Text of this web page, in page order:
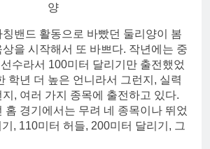
양
밴드 활동으로 바빴던 둘리양이 봄
을 시작해서 또 바쁘다. 작년에는 중
수라서 100미터 달리기만 출전했었
학년 더 높은 언니라서 그런지, 실력
, 여러 가지 종목에 출전하고 있다.
홈 경기에서는 무려 네 종목이나 뛰었
, 110미터 허들, 200미터 달리기, 그